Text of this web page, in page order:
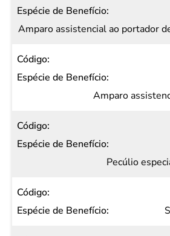
Amparo assistencial ao portador
Amparo
Pecúlio